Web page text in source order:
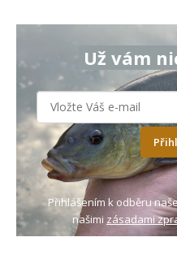
Už vám
Přihlášením k odběru
našimi zásadami